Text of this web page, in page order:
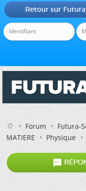
Retour sur Futura
Forum
Futura-
MATIERE
Physique
